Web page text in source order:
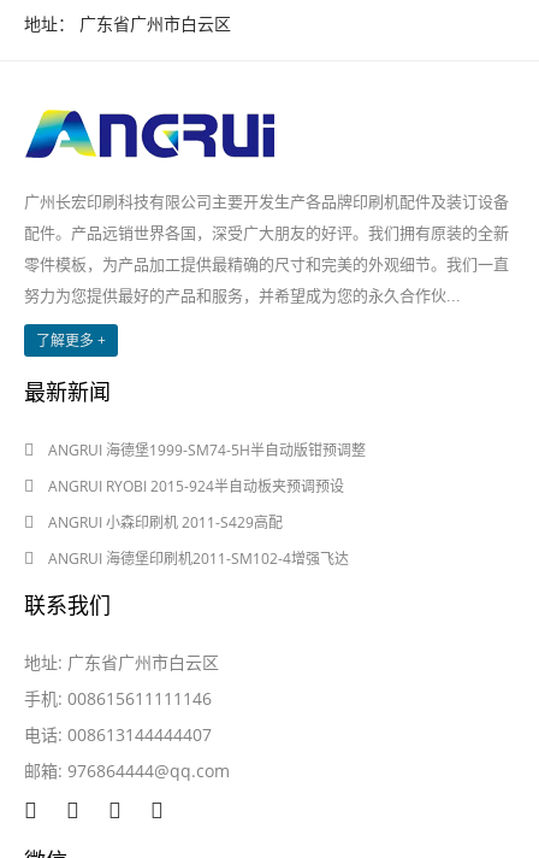
地址： 广东省广州市白云区
广州长宏印刷科技有限公司主要开发生产各品牌印刷机配件及装订设备
配件。产品远销世界各国，深受广大朋友的好评。我们拥有原装的全新
零件模板，为产品加工提供最精确的尺寸和完美的外观细节。我们一直
努力为您提供最好的产品和服务，并希望成为您的永久合作伙...
了解更多 +
最新新闻
ANGRUI 海德堡1999-SM74-5H半自动版钳预调整
ANGRUI RYOBI 2015-924半自动板夹预调预设
ANGRUI 小森印刷机 2011-S429高配
ANGRUI 海德堡印刷机2011-SM102-4增强飞达
联系我们
地址: 广东省广州市白云区
手机: 008615611111146
电话: 008613144444407
邮箱: 976864444@qq.com